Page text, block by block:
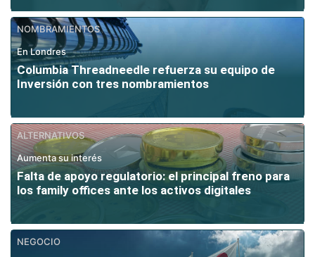
NOMBRAMIENTOS
En Londres
Columbia Threadneedle refuerza su equipo de
Inversión con tres nombramientos
ALTERNATIVOS
Aumenta su interés
Falta de apoyo regulatorio: el principal freno para
los family offices ante los activos digitales
NEGOCIO